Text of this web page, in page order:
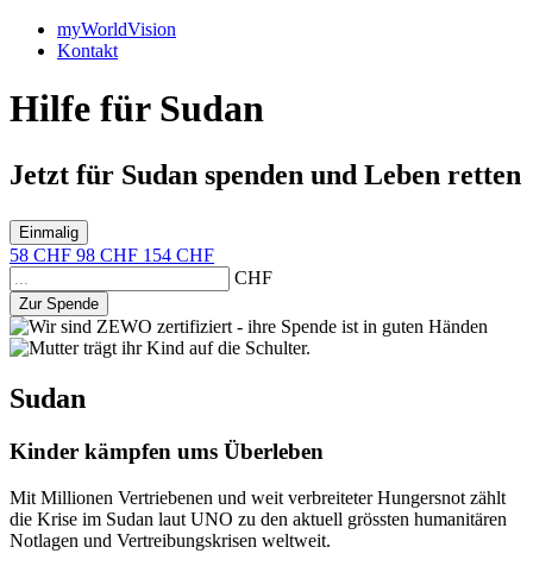
myWorldVision
Kontakt
Hilfe für Sudan
Jetzt für Sudan spenden und Leben retten
Einmalig
58 CHF 98 CHF 154 CHF
CHF
Zur Spende
Sudan
Kinder kämpfen ums Überleben
Mit Millionen Vertriebenen und weit verbreiteter Hungersnot zählt
die Krise im Sudan laut UNO zu den aktuell grössten humanitären
Notlagen und Vertreibungskrisen weltweit.